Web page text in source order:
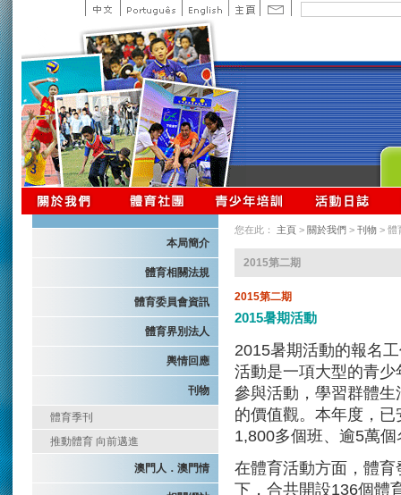
本局簡介
體育相關法規
體育委員會資訊
體育界別法人
輿情回應
刊物
體育季刊
推動體育 向前邁進
澳門人．澳門情
您在此： 主頁 > 關於我們 > 刊物 > 體
2015第二期
2015第二期
2015暑期活動
2015暑期活動的報名
活動是一項大型的青
參與活動，學習群體
的價值觀。本年度，
1,800多個班、逾5萬個
在體育活動方面，體
下，合共開設136個體